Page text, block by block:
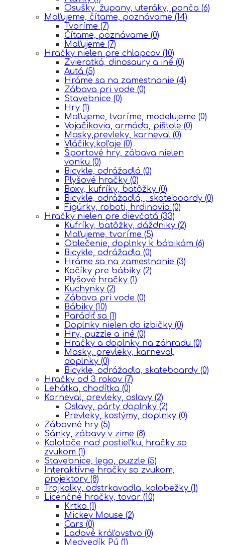
Osušky, župany, uteráky, ponča (6)
Maľujeme, čítame, poznávame (14)
Tvoríme (7)
Čítame, poznávame (0)
Maľujeme (7)
Hračky nielen pre chlapcov (10)
Zvieratká, dinosaury a iné (0)
Autá (5)
Hráme sa na zamestnanie (4)
Zábava pri vode (0)
Stavebnice (0)
Hry (1)
Maľujeme, tvoríme, modelujeme (0)
Vojačikovia, armáda, pištole (0)
Masky,prevleky, karneval (0)
Vláčiky,koľaje (0)
Športové hry, zábava nielen
vonku (0)
Bicykle, odrážadlá (0)
Plyšové hračky (0)
Boxy, kufríky, batôžky (0)
Bicykle, odrážadlá, , skateboardy (0)
Figúrky, roboti, hrdinovia (0)
Hračky nielen pre dievčatá (33)
Kufríky, batôžky, dáždniky (2)
Maľujeme, tvoríme (5)
Oblečenie, doplnky k bábikám (6)
Bicykle, odrážadla (0)
Hráme sa na zamestnanie (3)
Kočíky pre bábiky (2)
Plyšové hračky (1)
Kuchynky (2)
Zábava pri vode (0)
Bábiky (10)
Parádiť sa (1)
Doplnky nielen do izbičky (0)
Hry, puzzle a iné (0)
Hračky a doplnky na záhradu (0)
Masky, prevleky, karneval,
doplnky (0)
Bicykle, odrážadla, skateboardy (0)
Hračky od 3 rokov (7)
Lehátka, chodítka (0)
Karneval, prevleky, oslavy (2)
Oslavy, párty doplnky (2)
Prevleky, kostýmy, doplnky (0)
Zábavné hry (5)
Sánky, zábavy v zime (8)
Kolotoče nad postieľku, hračky so
zvukom (1)
Stavebnice, lego, puzzle (5)
Interaktívne hračky so zvukom,
projektory (8)
Trojkolky, odstrkavadla, kolobežky (1)
Licenčné hračky, tovar (10)
Krtko (1)
Mickey Mouse (2)
Cars (0)
Ĺadové kráľovstvo (0)
Medvedík Pú (1)